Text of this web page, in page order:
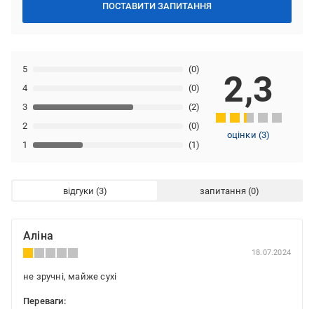
ПОСТАВИТИ ЗАПИТАННЯ
1 (1)
2 (0)
3 (2)
4 (0)
5 (0)
2,3
оцінки(3)
відгуки запитання
Аліна
18.07.2024
не зручні, майже сухі
Переваги: